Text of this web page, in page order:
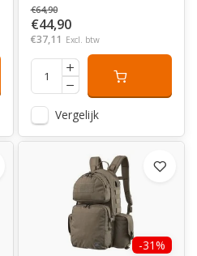
€64,90
€44,90
€37,11 Excl. btw
Vergelijk
-31%